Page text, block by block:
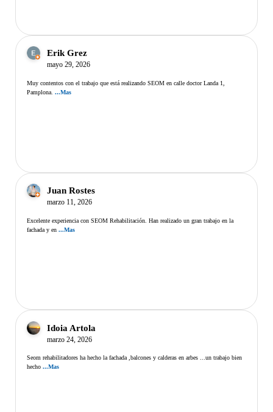
Erik Grez
mayo 29, 2026
Muy contentos con el trabajo que está realizando SEOM en calle doctor Landa 1,
Pamplona. ...Mas
Juan Rostes
marzo 11, 2026
Excelente experiencia con SEOM Rehabilitación. Han realizado un gran trabajo en la
fachada y en...Mas
Idoia Artola
marzo 24, 2026
Seom rehabilitadores ha hecho la fachada ,balcones y calderas en arbes ...un trabajo bien
hecho...Mas